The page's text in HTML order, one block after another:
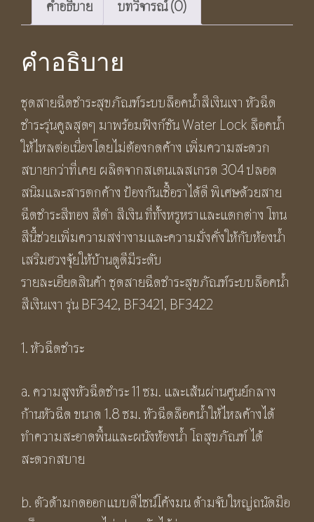
คำอธิบาย บทวิจารณ์ (0)
คำอธิบาย
ชุดสายฉีดชำระสุขภัณฑ์ระบบล็อคน้ำสีเงินเงา หัวฉีด
ชำระรุ่นคูลสุดๆ มาพร้อมฟังก์ชัน Water Lock ล็อคน้ำ
ให้ไหลต่อเนื่องโดยไม่ต้องกดค้าง เพิ่มความสะดวก
สบายกว่าที่เคย ผลิตจากสเตนเลสเกรด 304 ปลอด
สนิมและสารตกค้าง ป้องกันเชื้อราได้ดี พิเศษด้วยสาย
ฉีดชำระสีทอง สีดำ สีเงิน ที่ทั้งหรูหราและแตกต่าง โทน
สีนี้ช่วยเพิ่มความสง่างามและความมั่งคั่งให้กับห้องน้ำ
เสริมฮวงจุ้ยให้บ้านดูดีมีระดับ
รายละเอียดสินค้า ชุดสายฉีดชำระสุขภัณฑ์ระบบล็อคน้ำ
สีเงินเงา รุ่น BF342, BF3421, BF3422
1. หัวฉีดชำระ
a. ความสูงหัวฉีดชำระ 11 ซม. และเส้นผ่านศูนย์กลาง
ก้านหัวฉีด ขนาด 1.8 ซม. หัวฉีดล็อคน้ำให้ไหลค้างได้
ทำความสะอาดพื้นและผนังห้องน้ำ โถสุขภัณฑ์ ได้
สะดวกสบาย
b. ตัวด้ามกดออกแบบดีไซน์โค้งมน ด้ามจับใหญ่ถนัดมือ